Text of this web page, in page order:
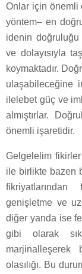
Onlar için önemli
yöntem– en
idenin
ve dolayısıyla
koymaktadır.
ulaşabileceğine
ilelebet güç ve
almıştırlar.
önemli işaretidir.
Gelgelelim fikirler
ile birlikte bazen
genişletme ve
diğer yanda ise
gibi olarak
marjinalleşerek
olasılığı. Bu